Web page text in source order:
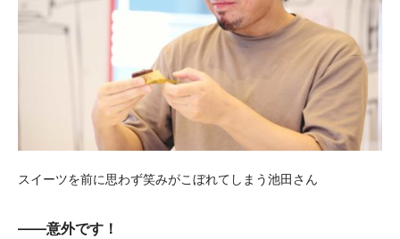
スイーツを前に思わず笑みがこぼれてしまう池田さん
――意外です！